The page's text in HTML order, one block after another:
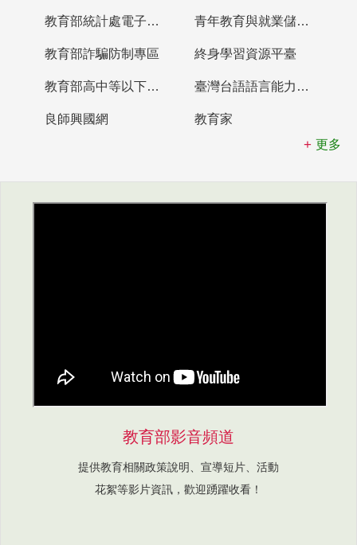
教育部統計處電子書櫃 青年教育與就業儲蓄帳戶
教育部詐騙防制專區 終身學習資源平臺
教育部高中等以下學校及幼兒園教師資格檢定考試 臺灣台語語言能力認證網站
良師興國網
教育家
更多
教育部影音頻道
提供教育相關政策說明、宣導短片、活動
花絮等影片資訊，歡迎踴躍收看！